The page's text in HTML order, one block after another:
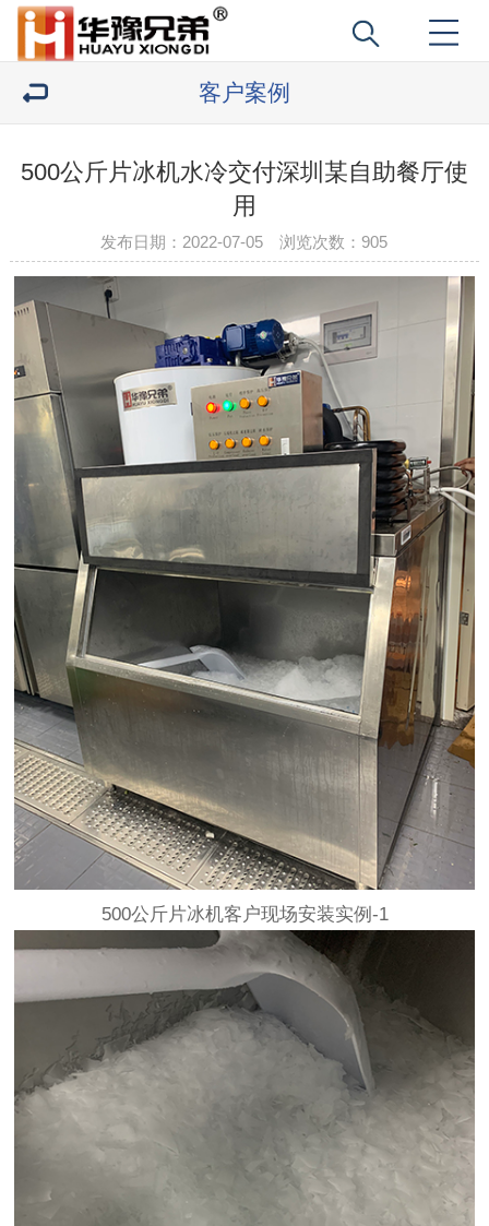
客户案例
500公斤片冰机水冷交付深圳某自助餐厅使
用
发布日期：2022-07-05 浏览次数： 905
500公斤片冰机客户现场安装实例-1